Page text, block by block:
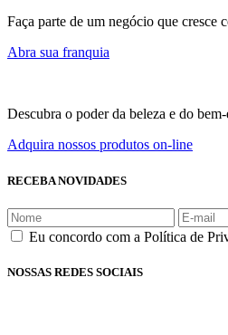
Faça parte de um negócio que cresce
Abra sua franquia
Descubra o poder da beleza e do
Adquira nossos produtos on-line
RECEBA NOVIDADES
Eu concordo com a Política de
NOSSAS REDES SOCIAIS